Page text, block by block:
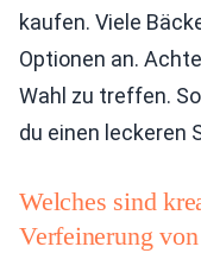
kaufen. Viele
Optionen an.
Wahl zu treffen.
du einen leckeren
Welches sind
Verfeinerung